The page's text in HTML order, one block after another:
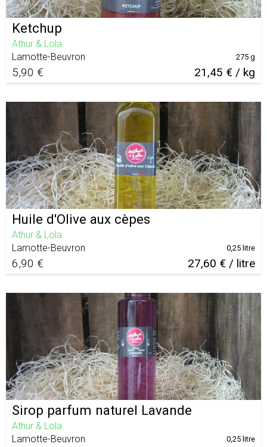
Ketchup
Athur & Lola
Lamotte-Beuvron
5,90 € 21,45 € / kg
275 g
Huile d'Olive aux cèpes
Athur & Lola
Lamotte-Beuvron
6,90 € 27,60 € / litre
0,25 litre
Sirop parfum naturel Lavande
Athur & Lola
Lamotte-Beuvron
0,25 litre